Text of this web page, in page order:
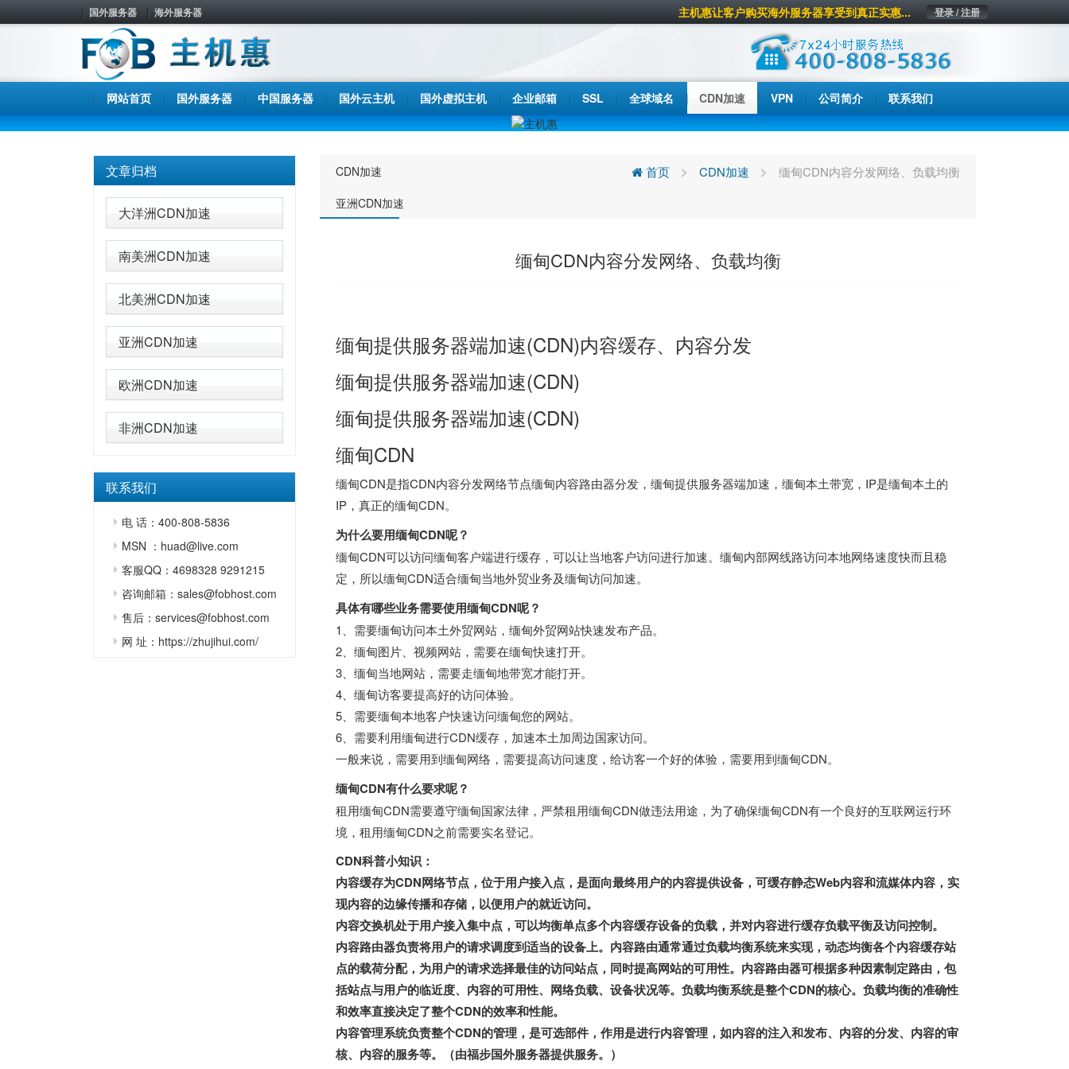
国外服务器 海外服务器 登录 / 注册
主机惠让客户购买海外服务器享受到真正实惠...
网站首页 国外服务器 中国服务器 国外云主机 国外虚拟主机 企业邮箱 SSL 全球域名 CDN加速 VPN 公司简介 联系我们
文章归档
大洋洲CDN加速
南美洲CDN加速
北美洲CDN加速
亚洲CDN加速
欧洲CDN加速
非洲CDN加速
联系我们
电 话：400-808-5836
MSN ：huad@live.com
客服QQ：4698328 9291215
咨询邮箱：sales@fobhost.com
售后：services@fobhost.com
网 址：https://zhujihui.com/
CDN加速
亚洲CDN加速
首页 CDN加速 缅甸CDN内容分发网络、负载均衡
缅甸CDN内容分发网络、负载均衡
缅甸提供服务器端加速(CDN)内容缓存、内容分发
缅甸提供服务器端加速(CDN)
缅甸提供服务器端加速(CDN)
缅甸CDN
缅甸CDN是指CDN内容分发网络节点缅甸内容路由器分发，缅甸提供服务器端加速，缅甸本土带宽，IP是缅甸本土的
IP，真正的缅甸CDN。
为什么要用缅甸CDN呢？
缅甸CDN可以访问缅甸客户端进行缓存，可以让当地客户访问进行加速。缅甸内部网线路访问本地网络速度快而且稳
定，所以缅甸CDN适合缅甸当地外贸业务及缅甸访问加速。
具体有哪些业务需要使用缅甸CDN呢？
1、需要缅甸访问本土外贸网站，缅甸外贸网站快速发布产品。
2、缅甸图片、视频网站，需要在缅甸快速打开。
3、缅甸当地网站，需要走缅甸地带宽才能打开。
4、缅甸访客要提高好的访问体验。
5、需要缅甸本地客户快速访问缅甸您的网站。
6、需要利用缅甸进行CDN缓存，加速本土加周边国家访问。
一般来说，需要用到缅甸网络，需要提高访问速度，给访客一个好的体验，需要用到缅甸CDN。
缅甸CDN有什么要求呢？
租用缅甸CDN需要遵守缅甸国家法律，严禁租用缅甸CDN做违法用途，为了确保缅甸CDN有一个良好的互联网运行环
境，租用缅甸CDN之前需要实名登记。
CDN科普小知识：
内容缓存为CDN网络节点，位于用户接入点，是面向最终用户的内容提供设备，可缓存静态Web内容和流媒体内容，实
现内容的边缘传播和存储，以便用户的就近访问。
内容交换机处于用户接入集中点，可以均衡单点多个内容缓存设备的负载，并对内容进行缓存负载平衡及访问控制。
内容路由器负责将用户的请求调度到适当的设备上。内容路由通常通过负载均衡系统来实现，动态均衡各个内容缓存站
点的载荷分配，为用户的请求选择最佳的访问站点，同时提高网站的可用性。内容路由器可根据多种因素制定路由，包
括站点与用户的临近度、内容的可用性、网络负载、设备状况等。负载均衡系统是整个CDN的核心。负载均衡的准确性
和效率直接决定了整个CDN的效率和性能。
内容管理系统负责整个CDN的管理，是可选部件，作用是进行内容管理，如内容的注入和发布、内容的分发、内容的审
核、内容的服务等。（由福步国外服务器提供服务。）